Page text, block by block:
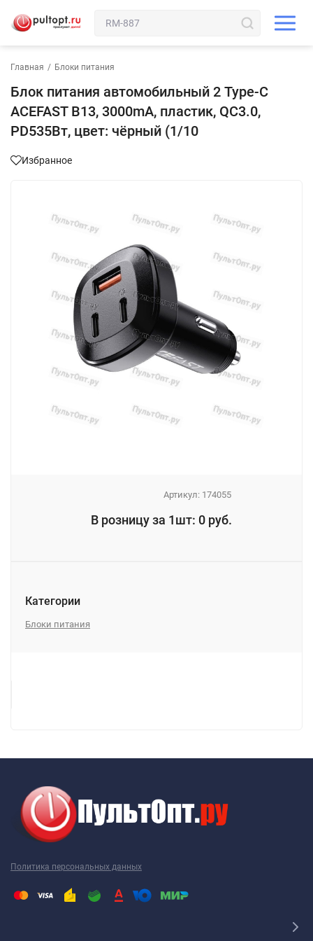
Главная / Блоки питания
Блок питания автомобильный 2 Type-C
ACEFAST B13, 3000mA, пластик, QC3.0,
PD535Вт, цвет: чёрный (1/10
Избранное
Артикул: 174055
В розницу за 1шт: 0 руб.
Категории
Блоки питания
Политика персональных данных